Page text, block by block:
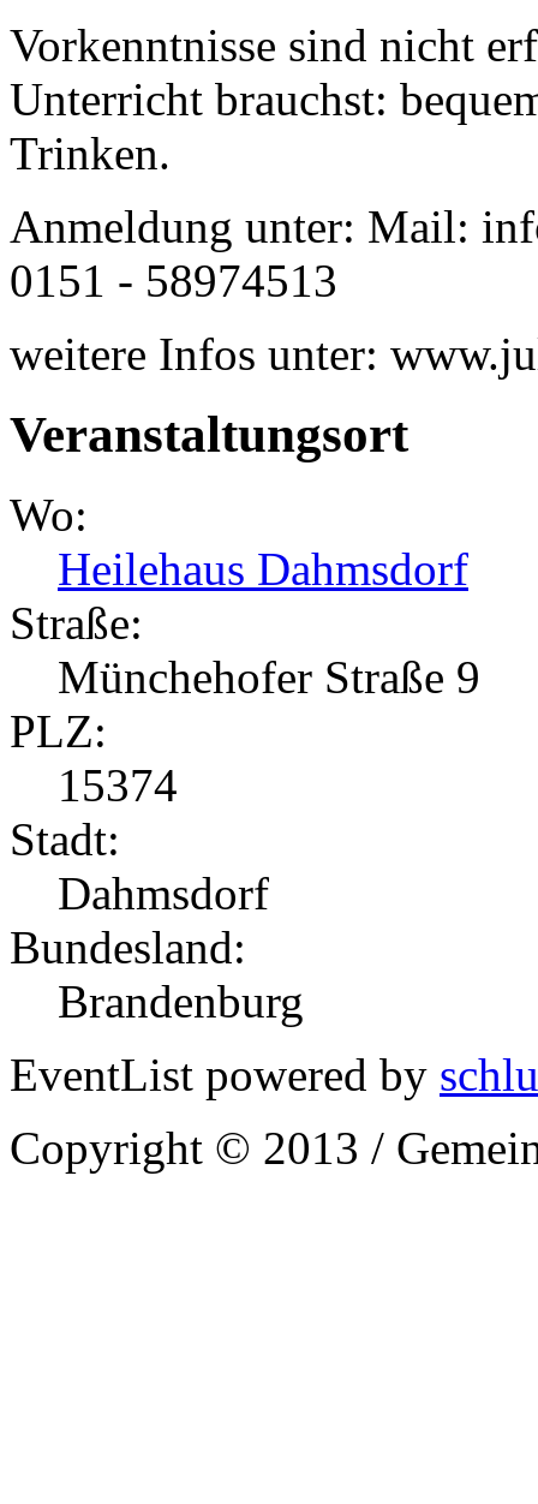
Vorkenntnisse sind nicht
Unterricht brauchst:
Trinken.
Anmeldung unter: Mail:
0151 - 58974513
weitere Infos unter:
Veranstaltungsort
Wo:
Heilehaus Dahmsdorf
Straße:
Münchehofer Straße 9
PLZ:
15374
Stadt:
Dahmsdorf
Bundesland:
Brandenburg
EventList powered by
Copyright © 2013 /